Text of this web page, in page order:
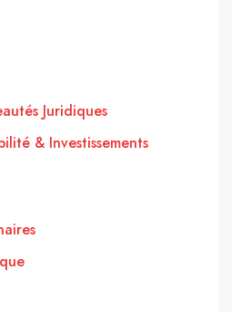
Juridiques
& Investissements